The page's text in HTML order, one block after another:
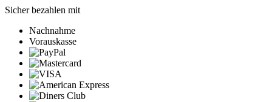
Sicher bezahlen mit
Nachnahme
Vorauskasse